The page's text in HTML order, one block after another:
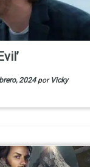
2024 por Vicky